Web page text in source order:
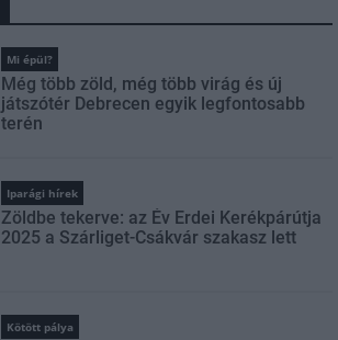
Mi épül?
Még több zöld, még több virág és új
játszótér Debrecen egyik legfontosabb
terén
Iparági hírek
Zöldbe tekerve: az Év Erdei Kerékpárútja
2025 a Szárliget-Csákvár szakasz lett
Kötött pálya